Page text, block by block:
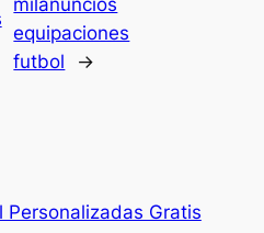
milanuncios
equipaciones
futbol
→
Personalizadas Gratis